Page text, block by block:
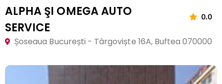
ALPHA ŞI OMEGA AUTO
SERVICE
0.0
Șoseaua București - Târgoviște 16A, Buftea 070000